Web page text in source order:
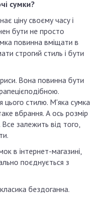
сумки?
ціну своєму часу і
бути не просто
повинна вміщати в
строгий стиль і бути
Вона повинна бути
цього стилю. М'яка сумка
вбрання. А ось розмір
залежить від того,
в інтернет-магазині,
поєднується з
бездоганна.